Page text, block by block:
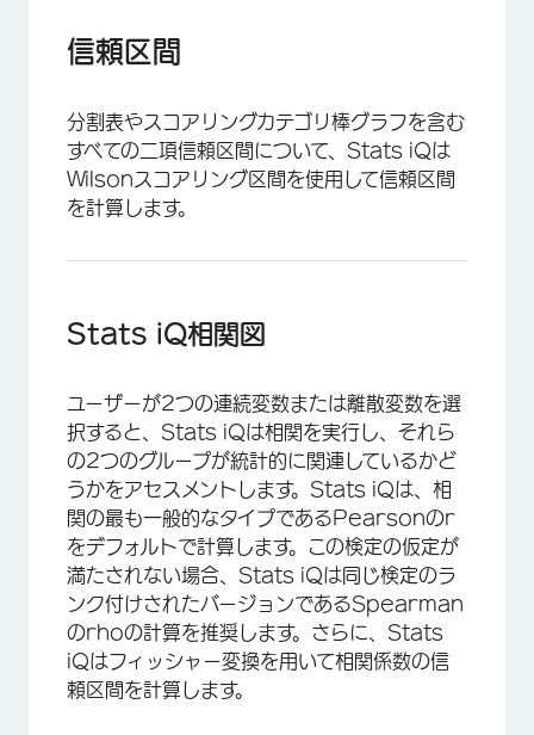
信頼区間
分割表やスコアリングカテゴリ棒グラフを含む
すべての二項信頼区間について、Stats iQは
Wilsonスコアリング区間を使用して信頼区間
を計算します。
Stats iQ相関図
ユーザーが2つの連続変数または離散変数を選
択すると、Stats iQは相関を実行し、それら
の2つのグループが統計的に関連しているかど
うかをアセスメントします。Stats iQは、相
関の最も一般的なタイプであるPearsonのr
をデフォルトで計算します。この検定の仮定が
満たされない場合、Stats iQは同じ検定のラ
ンク付けされたバージョンであるSpearman
のrhoの計算を推奨します。さらに、Stats
iQはフィッシャー変換を用いて相関係数の信
頼区間を計算します。